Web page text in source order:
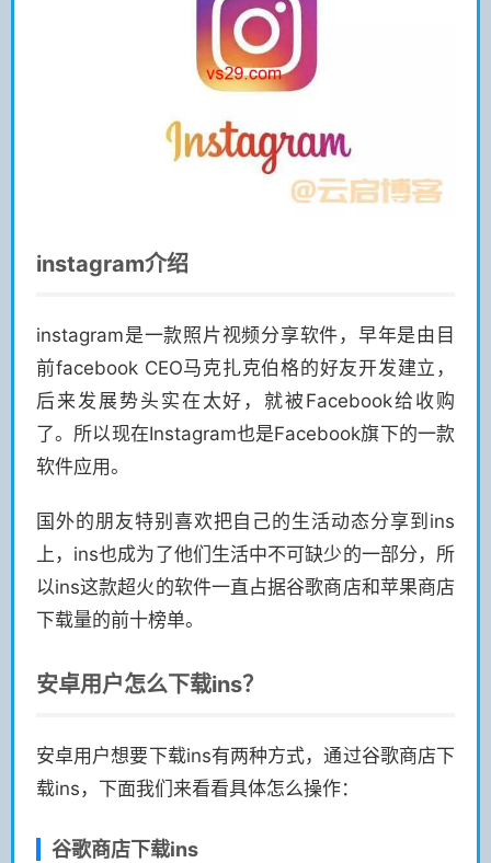
instagram介绍
instagram是一款照片视频分享软件，早年是由目
前facebook CEO马克扎克伯格的好友开发建立，
后来发展势头实在太好，就被Facebook给收购
了。所以现在Instagram也是Facebook旗下的一款
软件应用。
国外的朋友特别喜欢把自己的生活动态分享到ins
上，ins也成为了他们生活中不可缺少的一部分，所
以ins这款超火的软件一直占据谷歌商店和苹果商店
下载量的前十榜单。
安卓用户怎么下载ins？
安卓用户想要下载ins有两种方式，通过谷歌商店下
载ins，下面我们来看看具体怎么操作：
谷歌商店下载ins